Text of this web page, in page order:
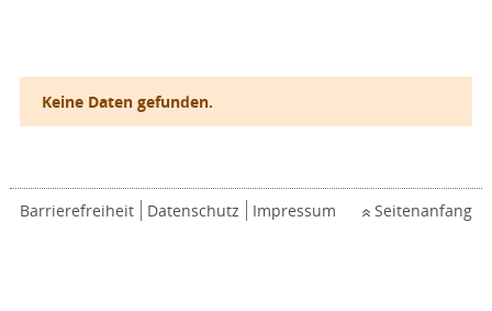
Keine Daten gefunden.
Barrierefreiheit Datenschutz Impressum Seitenanfang